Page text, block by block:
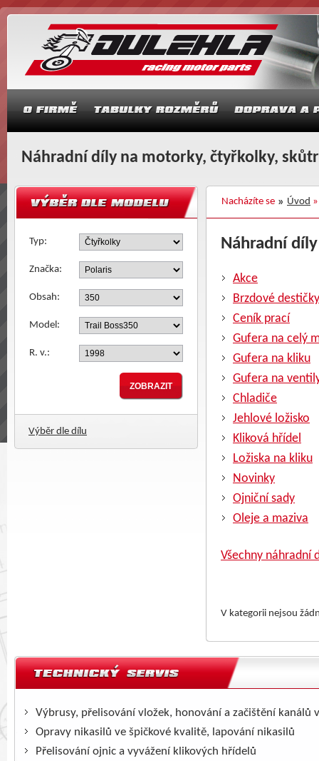
Náhradní díly na motorky, čtyřkolky,
Nacházíte se Úvod
Typ:
Značka:
Obsah:
Model:
R. v.:
Výběr dle dílu
Náhradní
Akce
Brzdové destičky
Ceník prací
Gufera na celý
Gufera na kliku
Gufera na
Chladiče
Jehlové ložisko
Kliková hřídel
Ložiska na kliku
Novinky
Ojniční sady
Oleje a maziva
Všechny náhradní
V kategorii nejsou
Výbrusy, přelisování vložek, honování a začištění kanálů
Opravy nikasilů ve špičkové kvalitě, lapování nikasilů
Přelisování ojnic a vyvážení klikových hřídelů